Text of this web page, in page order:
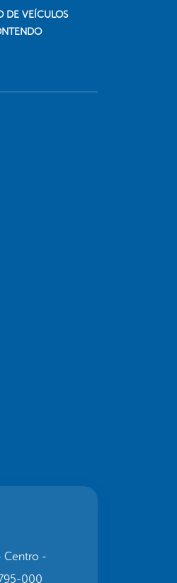
DE VEÍCULOS
Centro -
000